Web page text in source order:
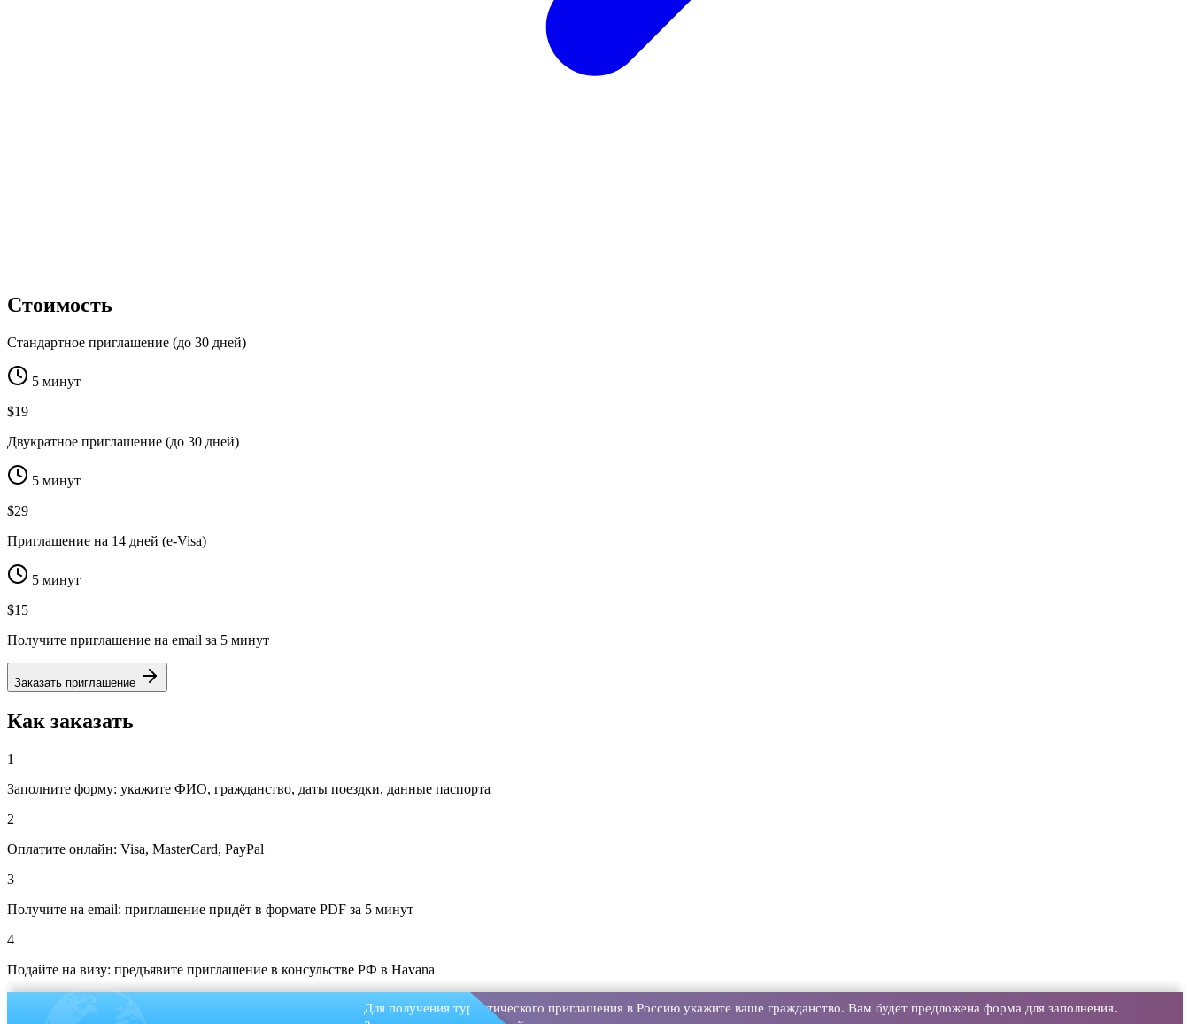
Стоимость
Стандартное приглашение (до 30 дней)
5 минут
$19
Двукратное приглашение (до 30 дней)
5 минут
$29
Приглашение на 14 дней (e-Visa)
5 минут
$15
Получите приглашение на email за 5 минут
Заказать приглашение
Как заказать
1
Заполните форму: укажите ФИО, гражданство, даты поездки, данные паспорта
2
Оплатите онлайн: Visa, MasterCard, PayPal
3
Получите на email: приглашение придёт в формате PDF за 5 минут
4
Подайте на визу: предъявите приглашение в консульстве РФ в Havana
Для получения туристического приглашения в Россию укажите ваше гражданство. Вам будет предложена форма для заполнения.